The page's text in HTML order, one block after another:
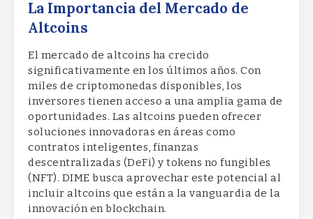
La Importancia del Mercado de
Altcoins
El mercado de altcoins ha crecido
significativamente en los últimos años. Con
miles de criptomonedas disponibles, los
inversores tienen acceso a una amplia gama de
oportunidades. Las altcoins pueden ofrecer
soluciones innovadoras en áreas como
contratos inteligentes, finanzas
descentralizadas (DeFi) y tokens no fungibles
(NFT). DIME busca aprovechar este potencial al
incluir altcoins que están a la vanguardia de la
innovación en blockchain.